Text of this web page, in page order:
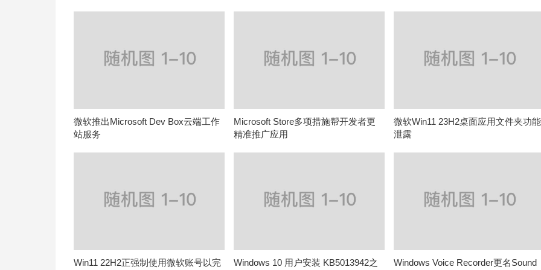
微软推出Microsoft Dev Box云端工作
站服务
Microsoft Store多项措施帮开发者更
精准推广应用
微软Win11 23H2桌面应用文件夹功能
泄露
Win11 22H2正强制使用微软账号以完 Windows 10 用户安装 KB5013942之 Windows Voice Recorder更名Sound